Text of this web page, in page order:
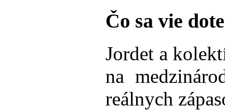
Čo sa vie
Jordet a
na
reálnych